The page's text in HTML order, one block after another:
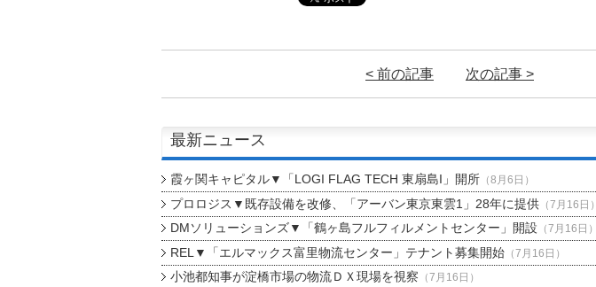
< 前の記事 次の記事 >
最新ニュース
霞ヶ関キャピタル▼「LOGI FLAG TECH 東扇島I」開所（8月6日）
プロロジス▼既存設備を改修、「アーバン東京東雲1」28年に提供（7月16日）
DMソリューションズ▼「鶴ヶ島フルフィルメントセンター」開設 （7月16日）
REL▼「エルマックス富里物流センター」テナント募集開始（7月16日）
小池都知事が淀橋市場の物流ＤＸ現場を視察 （7月16日）